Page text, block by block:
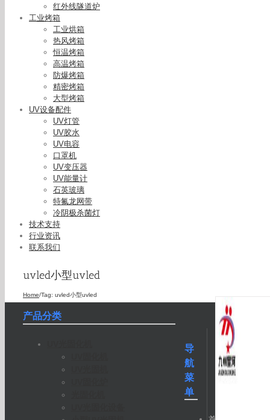
红外线隧道炉
工业烤箱
工业烘箱
热风烤箱
恒温烤箱
高温烤箱
防爆烤箱
精密烤箱
大型烤箱
UV设备配件
UV灯管
UV胶水
UV电容
口罩机
UV变压器
UV能量计
石英玻璃
特氟龙网带
冷阴极杀菌灯
技术支持
行业资讯
联系我们
uvled小型uvled
Home/Tag: uvled小型uvled
产品分类
导
航
菜
单